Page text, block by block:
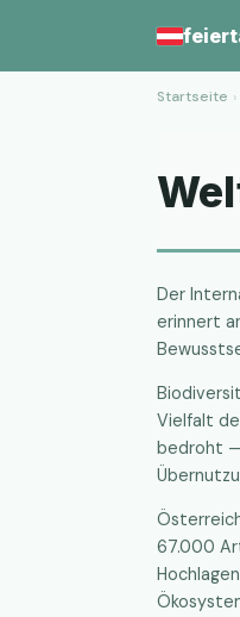
Startseite ›
Der
erinnert
Vielfalt
bedroht —
67.000